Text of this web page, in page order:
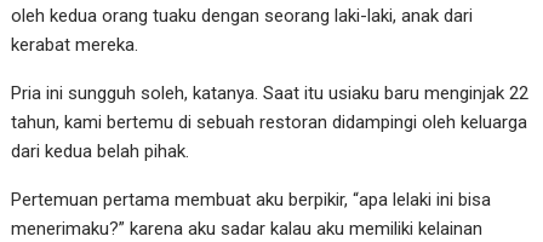
oleh kedua orang tuaku dengan seorang laki-laki, anak dari
kerabat mereka.
Pria ini sungguh soleh, katanya. Saat itu usiaku baru menginjak 22
tahun, kami bertemu di sebuah restoran didampingi oleh keluarga
dari kedua belah pihak.
Pertemuan pertama membuat aku berpikir, “apa lelaki ini bisa
menerimaku?” karena aku sadar kalau aku memiliki kelainan